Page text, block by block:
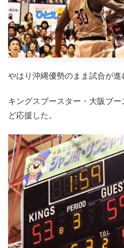
やはり沖縄優勢のまま試合が進
キングスブースター・大阪ブ
ど応援した。